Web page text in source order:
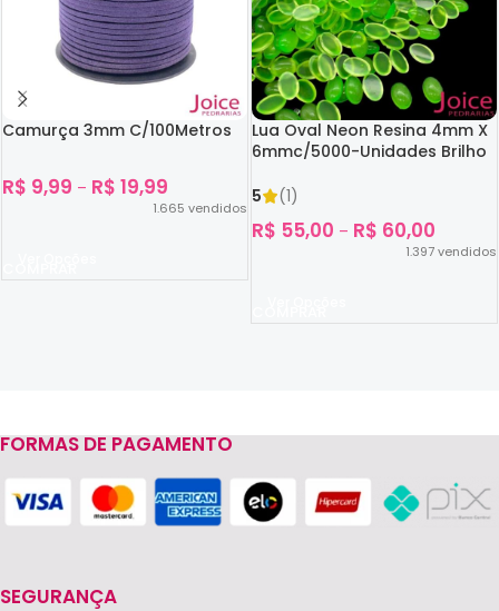
Camurça 3mm C/100Metros
R$ 9,99 – R$ 19,99
1.665 vendidos
Lua Oval Neon Resina 4mm X
6mmc/5000-Unidades Brilho
5
(1)
R$ 55,00 – R$ 60,00
1.397vendidos
Read more
FORMAS DE PAGAMENTO
SEGURANÇA